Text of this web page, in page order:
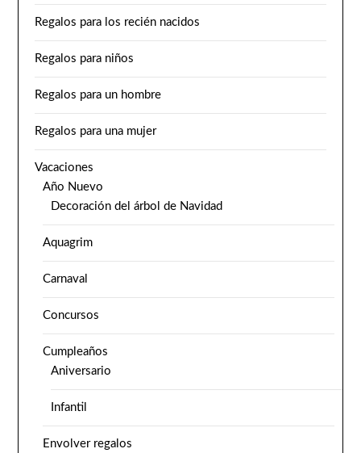
Regalos para los recién nacidos
Regalos para niños
Regalos para un hombre
Regalos para una mujer
Vacaciones
Año Nuevo
Decoración del árbol de Navidad
Aquagrim
Carnaval
Concursos
Cumpleaños
Aniversario
Infantil
Envolver regalos